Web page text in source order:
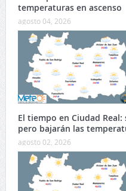
temperaturas en ascenso
agosto 04, 2026
El tiempo en Ciudad
pero bajarán las
agosto 02, 2026